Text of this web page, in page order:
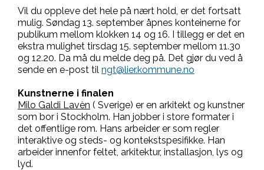
Vil du oppleve det hele på nært hold, er det fortsatt
mulig. Søndag 13. september åpnes konteinerne for
publikum mellom klokken 14 og 16. I tillegg er det en
ekstra mulighet tirsdag 15. september mellom 11.30
og 12.20. Da må du melde deg på. Det gjør du ved å
sende en e-post til ngt@lier.kommune.no
Kunstnerne i finalen
Milo Galdi Lavèn ( Sverige) er en arkitekt og kunstner
som bor i Stockholm. Han jobber i store formater i
det offentlige rom. Hans arbeider er som regler
interaktive og steds- og kontekstspesifikke. Han
arbeider innenfor feltet, arkitektur, installasjon, lys og
lyd.